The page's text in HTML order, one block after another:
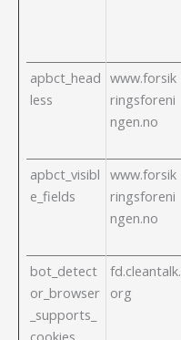
apbct_head
less
www.forsik
ringsforeni
ngen.no
apbct_visibl
e_fields
www.forsik
ringsforeni
ngen.no
bot_detect
or_browser
_supports_
cookies
fd.cleantalk.
org